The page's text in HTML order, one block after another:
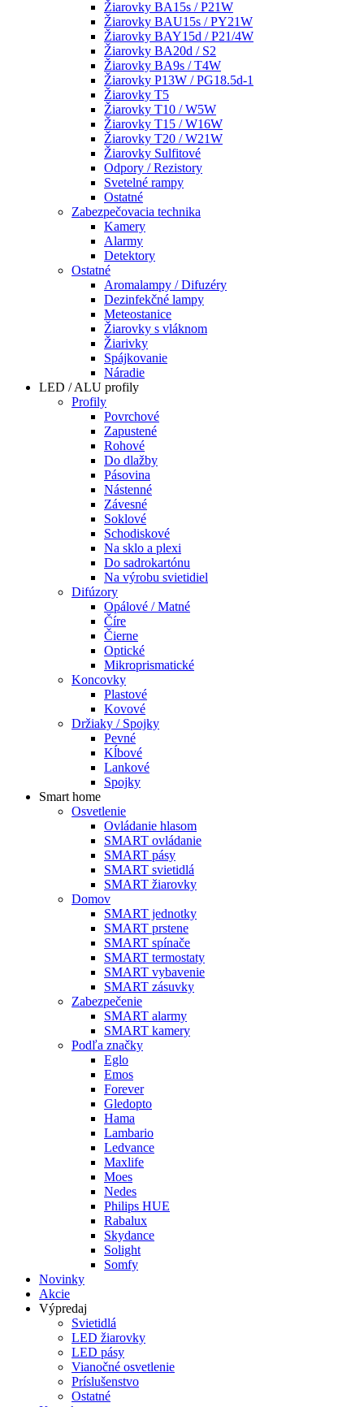
Žiarovky BA15s / P21W
Žiarovky BAU15s / PY21W
Žiarovky BAY15d / P21/4W
Žiarovky BA20d / S2
Žiarovky BA9s / T4W
Žiarovky P13W / PG18.5d-1
Žiarovky T5
Žiarovky T10 / W5W
Žiarovky T15 / W16W
Žiarovky T20 / W21W
Žiarovky Sulfitové
Odpory / Rezistory
Svetelné rampy
Ostatné
Zabezpečovacia technika
Kamery
Alarmy
Detektory
Ostatné
Aromalampy / Difuzéry
Dezinfekčné lampy
Meteostanice
Žiarovky s vláknom
Žiarivky
Spájkovanie
Náradie
LED / ALU profily
Profily
Povrchové
Zapustené
Rohové
Do dlažby
Pásovina
Nástenné
Závesné
Soklové
Schodiskové
Na sklo a plexi
Do sadrokartónu
Na výrobu svietidiel
Difúzory
Opálové / Matné
Číre
Čierne
Optické
Mikroprismatické
Koncovky
Plastové
Kovové
Držiaky / Spojky
Pevné
Kĺbové
Lankové
Spojky
Smart home
Osvetlenie
Ovládanie hlasom
SMART ovládanie
SMART pásy
SMART svietidlá
SMART žiarovky
Domov
SMART jednotky
SMART prstene
SMART spínače
SMART termostaty
SMART vybavenie
SMART zásuvky
Zabezpečenie
SMART alarmy
SMART kamery
Podľa značky
Eglo
Emos
Forever
Gledopto
Hama
Lambario
Ledvance
Maxlife
Moes
Nedes
Philips HUE
Rabalux
Skydance
Solight
Somfy
Novinky
Akcie
Výpredaj
Svietidlá
LED žiarovky
LED pásy
Vianočné osvetlenie
Príslušenstvo
Ostatné